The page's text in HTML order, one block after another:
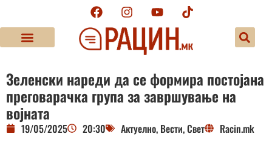
Зеленски нареди да се формира постојана
преговарачка група за завршување на
војната
19/05/2025 20:30 Актуелно, Вести,Свет Racin.mk